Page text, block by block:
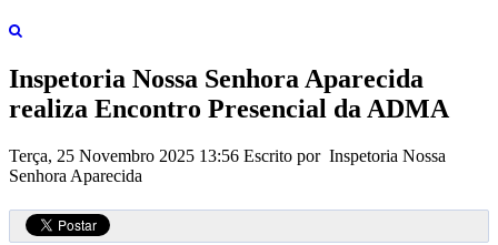
Inspetoria Nossa Senhora Aparecida
realiza Encontro Presencial da ADMA
Terça, 25 Novembro 2025 13:56 Escrito por Inspetoria Nossa
Senhora Aparecida